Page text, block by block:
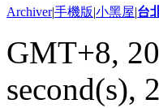
Archiver|手機版|小黑屋|台
GMT+8,
second(s),